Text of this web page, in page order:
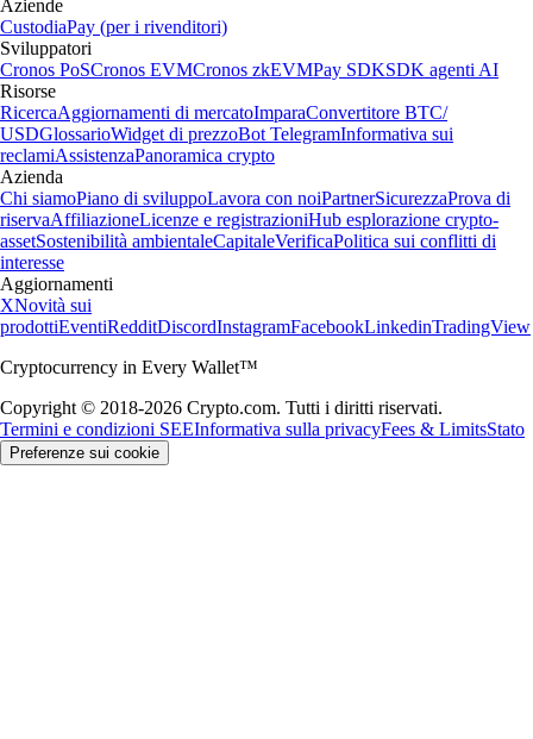
Aziende
CustodiaPay (per i rivenditori)
Sviluppatori
Cronos PoSCronos EVMCronos zkEVMPay SDKSDK agenti AI
Risorse
RicercaAggiornamenti di mercatoImparaConvertitore BTC/
USDGlossarioWidget di prezzoBot TelegramInformativa sui
reclamiAssistenzaPanoramica crypto
Azienda
Chi siamoPiano di sviluppoLavora con noiPartnerSicurezzaProva di
riservaAffiliazioneLicenze e registrazioniHub esplorazione crypto-
assetSostenibilità ambientaleCapitaleVerificaPolitica sui conflitti di
interesse
Aggiornamenti
XNovità sui
prodottiEventiRedditDiscordInstagramFacebookLinkedinTradingView
Cryptocurrency in Every Wallet™
Copyright © 2018-2026 Crypto.com. Tutti i diritti riservati.
Termini e condizioni SEEInformativa sulla privacyFees & LimitsStato
Preferenze sui cookie